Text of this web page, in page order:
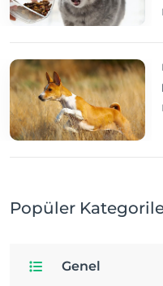
Popüler
Genel